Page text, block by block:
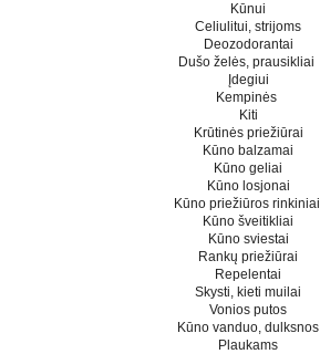
Kūnui
Celiulitui, strijoms
Deozodorantai
Dušo želės, prausikliai
Įdegiui
Kempinės
Kiti
Krūtinės priežiūrai
Kūno balzamai
Kūno geliai
Kūno losjonai
Kūno priežiūros rinkiniai
Kūno šveitikliai
Kūno sviestai
Rankų priežiūrai
Repelentai
Skysti, kieti muilai
Vonios putos
Kūno vanduo, dulksnos
Plaukams